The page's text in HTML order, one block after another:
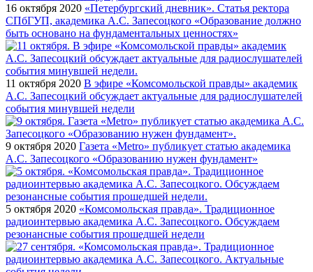
16 октября 2020 «Петербургский дневник». Статья ректора
СПбГУП, академика А.С. Запесоцкого «Образование должно
быть основано на фундаментальных ценностях»
11 октября 2020 В эфире «Комсомольской правды» академик
А.С. Запесоцкий обсуждает актуальные для радиослушателей
события минувшей недели
9 октября 2020 Газета «Metro» публикует статью академика
А.С. Запесоцкого «Образованию нужен фундамент»
5 октября 2020 «Комсомольская правда». Традиционное
радиоинтервью академика А.С. Запесоцкого. Обсуждаем
резонансные события прошедшей недели